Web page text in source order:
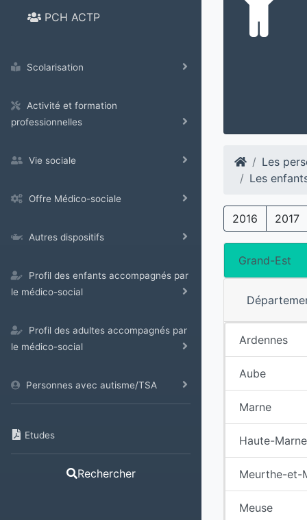
PCH ACTP
Scolarisation
Activité et formation
professionnelles
Vie sociale
Offre Médico-sociale
Autres dispositifs
Profil des enfants accompagnés par
le médico-social
Profil des adultes accompagnés par
le médico-social
Personnes avec autisme/TSA
Etudes
Rechercher
Les
Les
2016 2017
Grand-Est
Ardennes
Aube
Marne
Haute-Marne
Meurthe-et-
Meuse